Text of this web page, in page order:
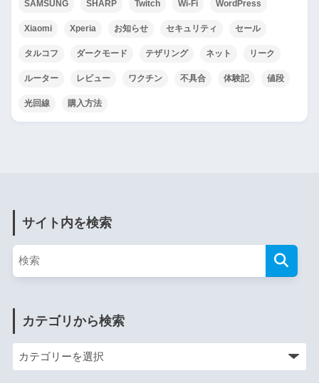
SAMSUNG SHARP Twitch Wi-Fi WordPress
Xiaomi Xperia お知らせ セキュリティ セール
タルコフ ダークモード テザリング ネット リーク
ルーター レビュー ワクチン 不具合 体験記 値段
光回線 購入方法
サイト内を検索
カテゴリから検索